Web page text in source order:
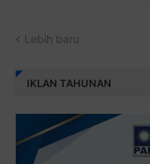
Lebih baru
IKLAN TAHUNAN